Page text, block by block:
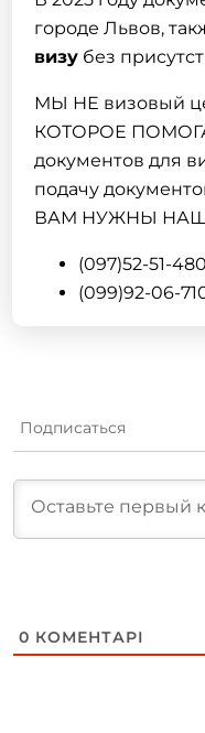
городе Львов,
визу без
МЫ НЕ визовый
КОТОРОЕ
документов для
подачу
ВАМ НУЖНЫ
(097)52-51-480
(099)92-06-
Подписаться
0 КОМЕНТАРІ